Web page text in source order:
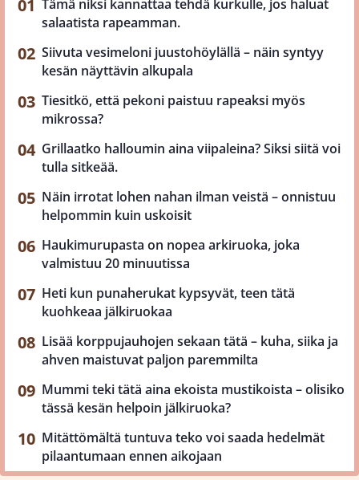
Tämä niksi kannattaa tehdä kurkulle, jos haluat
salaatista rapeamman.
Siivuta vesimeloni juustohöylällä – näin syntyy
kesän näyttävin alkupala
Tiesitkö, että pekoni paistuu rapeaksi myös
mikrossa?
Grillaatko halloumin aina viipaleina? Siksi siitä voi
tulla sitkeää.
Näin irrotat lohen nahan ilman veistä – onnistuu
helpommin kuin uskoisit
Haukimurupasta on nopea arkiruoka, joka
valmistuu 20 minuutissa
Heti kun punaherukat kypsyvät, teen tätä
kuohkeaa jälkiruokaa
Lisää korppujauhojen sekaan tätä – kuha, siika ja
ahven maistuvat paljon paremmilta
Mummi teki tätä aina ekoista mustikoista – olisiko
tässä kesän helpoin jälkiruoka?
Mitättömältä tuntuva teko voi saada hedelmät
pilaantumaan ennen aikojaan